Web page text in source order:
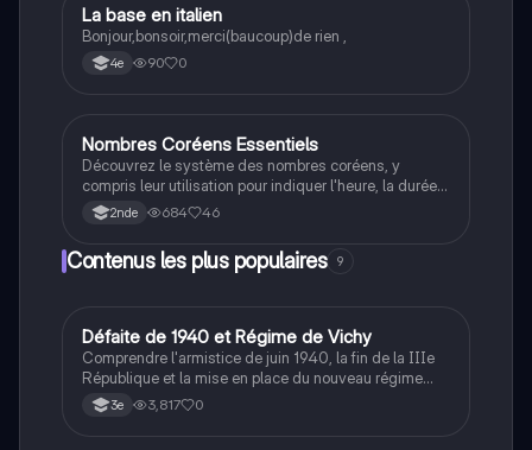
L Espagnol
La base en italien
Bonjour,bonsoir,merci(baucoup)de rien ,
4e 90 0
Autres langues
Nombres Coréens Essentiels
Découvrez le système des nombres coréens, y
compris leur utilisation pour indiquer l'heure, la durée,
l'âge et le comptage d'objets. Ce résumé couvre les
chiffres de 1 à 100 et les variations selon les
coréenne.
2nde 684 46
Contenus les plus populaires 9
DHistoire
Défaite de 1940 et Régime de Vichy
Comprendre l'armistice de juin 1940, la fin de la IIIe
République et la mise en place du nouveau régime
autoritaire de Philippe Pétain.
3e 3,817 0